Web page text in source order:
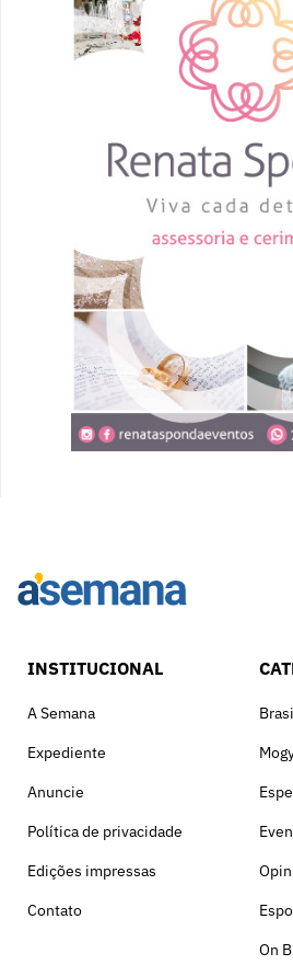
INSTITUCIONAL
A Semana
Expediente
Anuncie
Política de privacidade
Edições impressas
Contato
On